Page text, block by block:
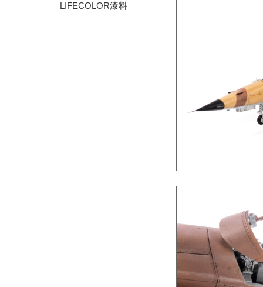
LIFECOLOR漆料